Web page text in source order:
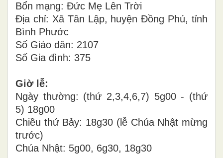
Bổn mạng: Đức Mẹ Lên Trời
Địa chỉ: Xã Tân Lập, huyện Đồng Phú, tỉnh
Bình Phước
Số Giáo dân: 2107
Số Gia đình: 375
Giờ lễ:
Ngày thường: (thứ 2,3,4,6,7) 5g00 - (thứ
5) 18g00
Chiều thứ Bảy: 18g30 (lễ Chúa Nhật mừng
trước)
Chúa Nhật: 5g00, 6g30, 18g30